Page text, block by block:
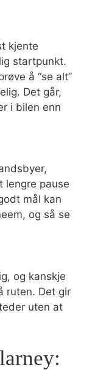
kjente
startpunkt.
å “se alt”
Det går,
i bilen enn
lengre pause
mål kan
og så se
og kanskje
ruten. Det gir
uten at